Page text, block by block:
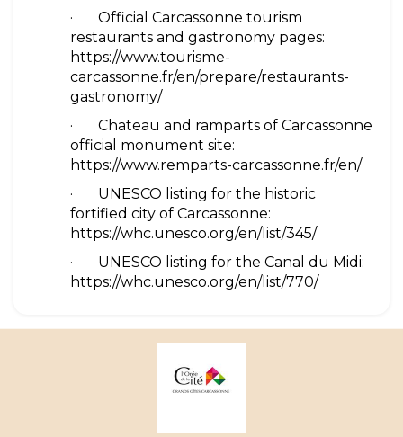
· Official Carcassonne tourism
restaurants and gastronomy pages:
https://www.tourisme-
carcassonne.fr/en/prepare/restaurants-
gastronomy/
· Chateau and ramparts of Carcassonne
official monument site:
https://www.remparts-carcassonne.fr/en/
· UNESCO listing for the historic
fortified city of Carcassonne:
https://whc.unesco.org/en/list/345/
· UNESCO listing for the Canal du Midi:
https://whc.unesco.org/en/list/770/